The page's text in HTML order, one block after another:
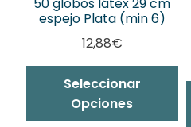
50 globos látex 29 cm
espejo Plata (min 6)
12,88€
Seleccionar
Opciones